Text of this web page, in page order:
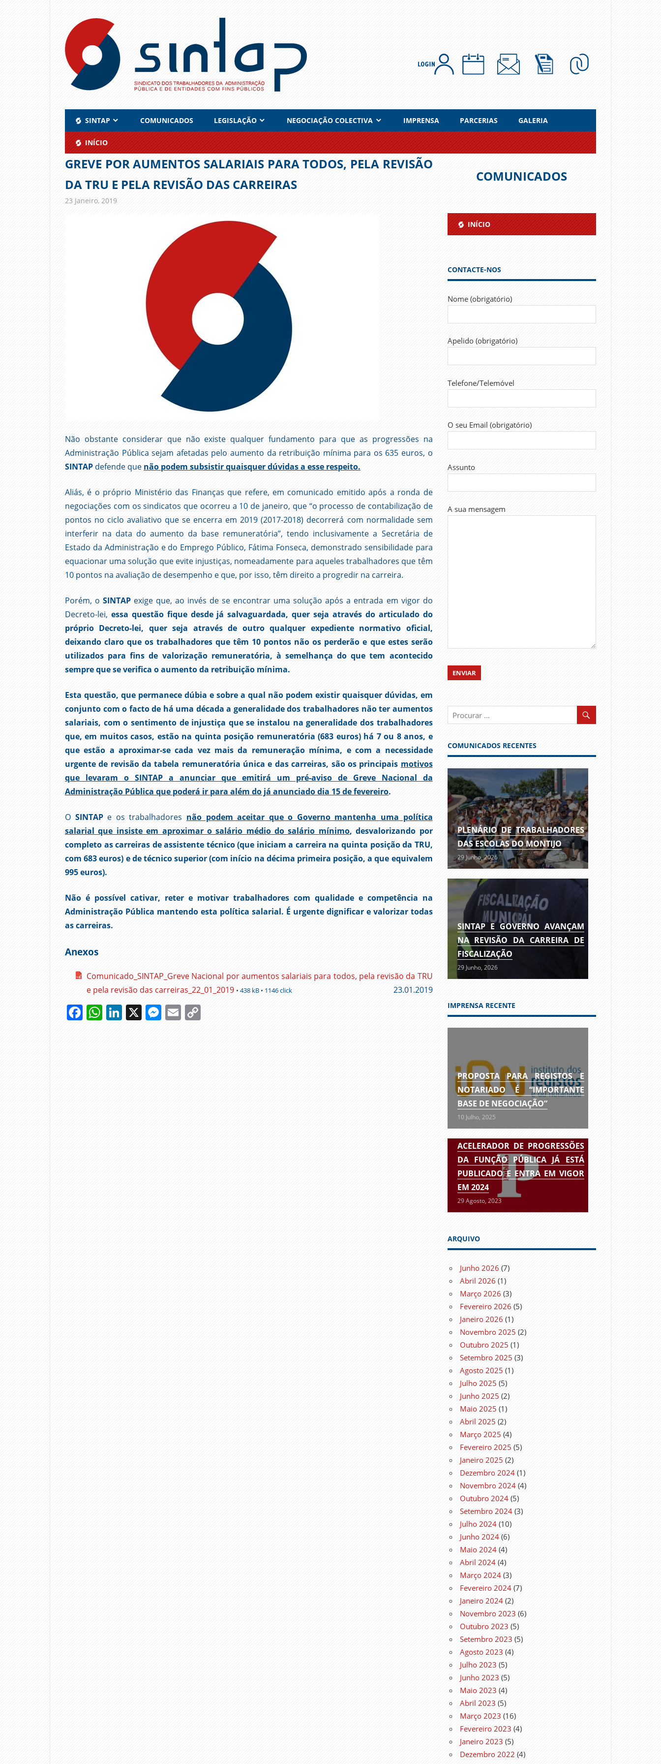
content
SINTAP COMUNICADOS LEGISLAÇÃO NEGOCIAÇÃO COLECTIVA IMPRENSA PARCERIAS GALERIA
INÍCIO
GREVE POR AUMENTOS SALARIAIS PARA TODOS, PELA REVISÃO
DA TRU E PELA REVISÃO DAS CARREIRAS
23 Janeiro, 2019
Não obstante considerar que não existe qualquer fundamento para que as progressões na
Administração Pública sejam afetadas pelo aumento da retribuição mínima para os 635 euros, o
SINTAP defende que não podem subsistir quaisquer dúvidas a esse respeito.
Aliás, é o próprio Ministério das Finanças que refere, em comunicado emitido após a ronda de
negociações com os sindicatos que ocorreu a 10 de janeiro, que “o processo de contabilização de
pontos no ciclo avaliativo que se encerra em 2019 (2017-2018) decorrerá com normalidade sem
interferir na data do aumento da base remuneratória”, tendo inclusivamente a Secretária de
Estado da Administração e do Emprego Público, Fátima Fonseca, demonstrado sensibilidade para
equacionar uma solução que evite injustiças, nomeadamente para aqueles trabalhadores que têm
10 pontos na avaliação de desempenho e que, por isso, têm direito a progredir na carreira.
Porém, oSINTAP exige que, ao invés de se encontrar uma solução após a entrada em vigor do
Decreto-lei, essa questão fique desde já salvaguardada, quer seja através do articulado do
próprio Decreto-lei, quer seja através de outro qualquer expediente normativo oficial,
deixando claro que os trabalhadores que têm 10 pontos não os perderão e que estes serão
utilizados para fins de valorização remuneratória, à semelhança do que tem acontecido
sempre que se verifica o aumento da retribuição mínima.
Esta questão, que permanece dúbia e sobre a qual não podem existir quaisquer dúvidas, em
conjunto com o facto de há uma década a generalidade dos trabalhadores não ter aumentos
salariais, com o sentimento de injustiça que se instalou na generalidade dos trabalhadores
que, em muitos casos, estão na quinta posição remuneratória (683 euros) há 7 ou 8 anos, e
que estão a aproximar-se cada vez mais da remuneração mínima, e com a necessidade
urgente de revisão da tabela remuneratória única e das carreiras, são os principais motivos
que levaram o SINTAP a anunciar que emitirá um pré-aviso de Greve Nacional da
Administração Pública que poderá ir para além do já anunciado dia 15 de fevereiro.
O SINTAPe os trabalhadores não podem aceitar que o Governo mantenha uma política
salarial que insiste em aproximar o salário médio do salário mínimo, desvalorizando por
completo as carreiras de assistente técnico (que iniciam a carreira na quinta posição da TRU,
com 683 euros) e de técnico superior (com início na décima primeira posição, a que equivalem
995 euros).
Não é possível cativar, reter e motivar trabalhadores com qualidade e competência na
Administração Pública mantendo esta política salarial. É urgente dignificar e valorizar todas
as carreiras.
Anexos
Comunicado_SINTAP_Greve Nacional por aumentos salariais para todos, pela revisão da TRU
e pela revisão das carreiras_22_01_2019 • 438 kB • 1146 click 23.01.2019
Facebook
WhatsApp
LinkedIn
X Messenger
Email
COMUNICADOS
INÍCIO
CONTACTE-NOS
Nome (obrigatório)
Apelido (obrigatório)
Telefone/Telemóvel
O seu Email (obrigatório)
Assunto
A sua mensagem
COMUNICADOS RECENTES
PLENÁRIO DE TRABALHADORES
DAS ESCOLAS DO MONTIJO
29 Junho, 2026
SINTAP E GOVERNO AVANÇAM
NA REVISÃO DA CARREIRA DE
FISCALIZAÇÃO
29 Junho, 2026
IMPRENSA RECENTE
PROPOSTA PARA REGISTOS E
NOTARIADO É “IMPORTANTE
BASE DE NEGOCIAÇÃO”
10 Julho, 2025
ACELERADOR DE PROGRESSÕES
DA FUNÇÃO PÚBLICA JÁ ESTÁ
PUBLICADO E ENTRA EM VIGOR
EM 2024
29 Agosto, 2023
ARQUIVO
Junho 2026 (7)
Abril 2026 (1)
Março 2026 (3)
Fevereiro 2026 (5)
Janeiro 2026 (1)
Novembro 2025 (2)
Outubro 2025 (1)
Setembro 2025 (3)
Agosto 2025 (1)
Julho 2025 (5)
Junho 2025 (2)
Maio 2025 (1)
Abril 2025 (2)
Março 2025 (4)
Fevereiro 2025 (5)
Janeiro 2025 (2)
Dezembro 2024 (1)
Novembro 2024 (4)
Outubro 2024 (5)
Setembro 2024 (3)
Julho 2024 (10)
Junho 2024 (6)
Maio 2024 (4)
Abril 2024 (4)
Março 2024 (3)
Fevereiro 2024 (7)
Janeiro 2024 (2)
Novembro 2023 (6)
Outubro 2023 (5)
Setembro 2023 (5)
Agosto 2023 (4)
Julho 2023 (5)
Junho 2023 (5)
Maio 2023 (4)
Abril 2023 (5)
Março 2023 (16)
Fevereiro 2023 (4)
Janeiro 2023 (5)
Dezembro 2022 (4)